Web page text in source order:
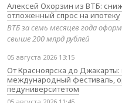
Алексей Охорзин из ВТБ:
отложенный спрос на ипотеку
ВТБ за семь месяцев года
свыше 200 млрд рублей
05 августа 2026 13:15
От Красноярска до
международный фестиваль,
педуниверситетом